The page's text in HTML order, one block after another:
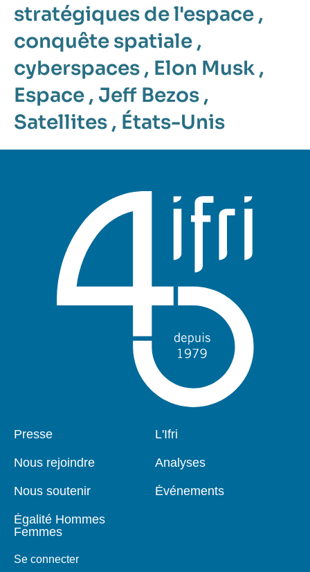
stratégiques de l'espace ,
conquête spatiale ,
cyberspaces , Elon Musk ,
Espace , Jeff Bezos ,
Satellites , États-Unis
Pied
Presse
Nous rejoindre
Nous soutenir
Égalité Hommes
Femmes
Se connecter
Navigation
L'Ifri
Analyses
Événements